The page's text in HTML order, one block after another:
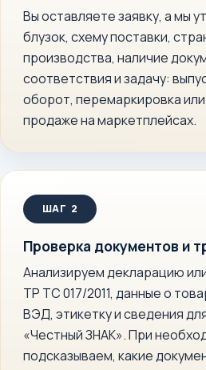
Вы оставляете заявку, а мы
блузок, схему поставки,
производства, наличие
соответствия и задачу:
оборот, перемаркировка
продаже на маркетплейсах.
Проверка документов и
Анализируем декларацию
ТР ТС 017/2011, данные о
ВЭД, этикетку и сведения
«Честный ЗНАК». При
подсказываем, какие